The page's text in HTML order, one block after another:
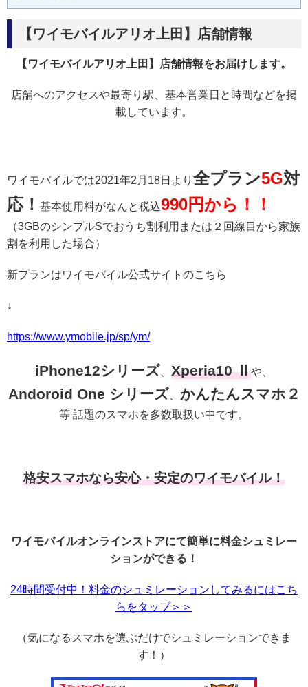
【ワイモバイルアリオ上田】店舗情報
【ワイモバイルアリオ上田】店舗情報をお届けします。
店舗へのアクセスや最寄り駅、基本営業日と時間などを掲
載しています。
ワイモバイルでは2021年2月18日より 全プラン5G対
応！ 基本使用料がなんと税込990円から！！
（3GBのシンプルSでおうち割利用または２回線目から家族
割を利用した場合）
新プランはワイモバイル公式サイトのこちら
↓
https://www.ymobile.jp/sp/ym/
iPhone12シリーズ Xperia10 Ⅱや、
Andoroid One シリーズ かんたんスマホ２
等 話題のスマホを多数取扱い中です。
格安スマホなら安心・安定のワイモバイル！
ワイモバイルオンラインストアにて簡単に料金シュミレー
ションができる！
24時間受付中！料金のシュミレーションしてみるにはこち
らをタップ＞＞
（気になるスマホを選ぶだけでシュミレーションできま
す！）